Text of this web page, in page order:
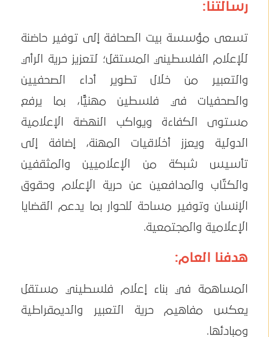
رسالتنا:
تسعى مؤسسة بيت الصحافة إلى توفير حاضنة
للإعلام الفلسطيني المستقل؛ لتعزيز حرية الرأي
والتعبير من خلال تطوير أداء الصحفيين
والصحفيات في فلسطين مهنيًّا، بما يرفع
مستوى الكفاءة ويواكب النهضة الإعلامية
الدولية ويعزز أخلاقيات المهنة، إضافة إلى
تأسيس شبكة من الإعلاميين والمثقفين
والكتّاب والمدافعين عن حرية الإعلام وحقوق
الإنسان وتوفير مساحة للحوار بما يدعم القضايا
الإعلامية والمجتمعية.
هدفنا العام:
المساهمة في بناء إعلام فلسطيني مستقل
يعكس مفاهيم حرية التعبير والديمقراطية
ومبادئها.